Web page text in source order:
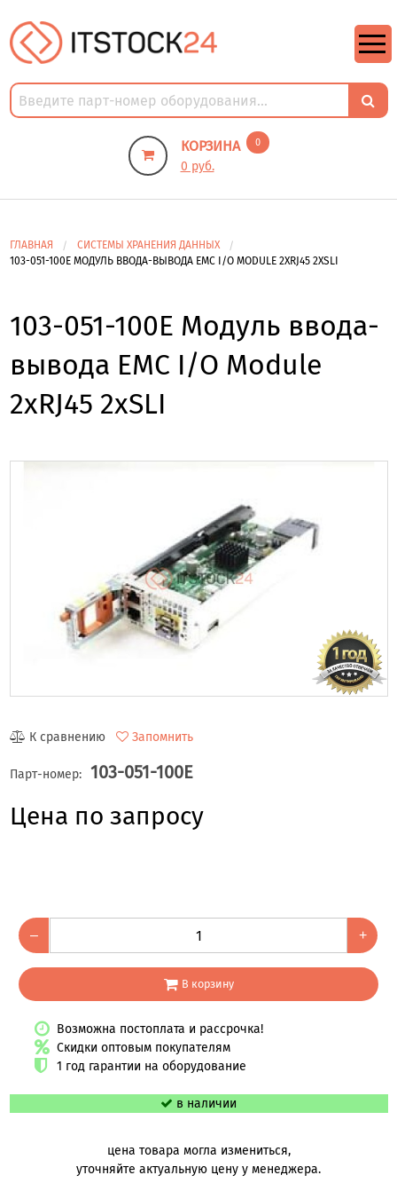
КОРЗИНА 0
0 руб.
ГЛАВНАЯ
СИСТЕМЫ ХРАНЕНИЯ ДАННЫХ
103-051-100E МОДУЛЬ ВВОДА-ВЫВОДА EMC I/O MODULE 2XRJ45 2XSLI
103-051-100E Модуль ввода-
вывода EMC I/O Module
2xRJ45 2xSLI
К сравнению Запомнить
Парт-номер: 103-051-100E
Цена по запросу
– +
В корзину
Возможна постоплата и рассрочка!
Скидки оптовым покупателям
1 год гарантии на оборудование
в наличии
цена товара могла измениться,
уточняйте актуальную цену у менеджера.